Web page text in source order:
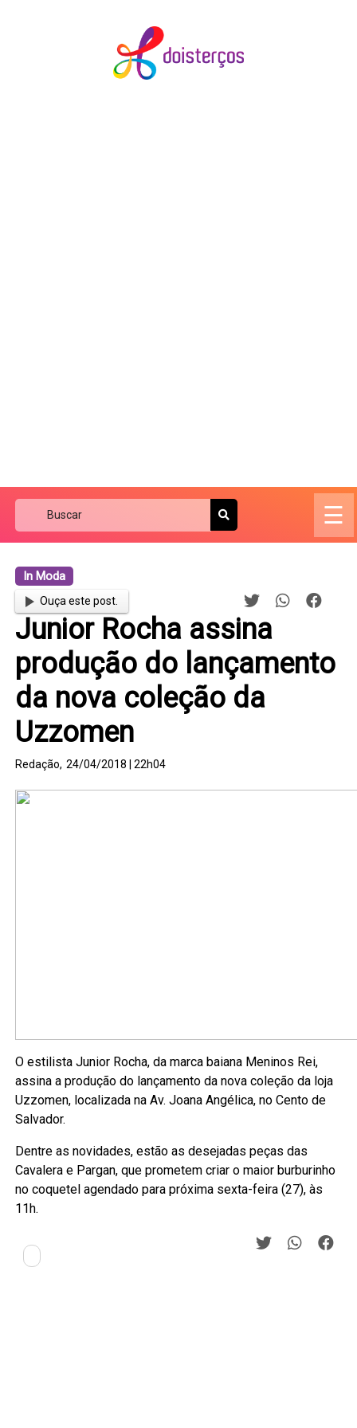
☰
In Moda
Ouça este post.
Junior Rocha assina
produção do lançamento
da nova coleção da
Uzzomen
Redação, 24/04/2018 | 22h04
O estilista Junior Rocha, da marca baiana Meninos Rei,
assina a produção do lançamento da nova coleção da loja
Uzzomen, localizada na Av. Joana Angélica, no Cento de
Salvador.
Dentre as novidades, estão as desejadas peças das
Cavalera e Pargan, que prometem criar o maior burburinho
no coquetel agendado para próxima sexta-feira (27), às
11h.